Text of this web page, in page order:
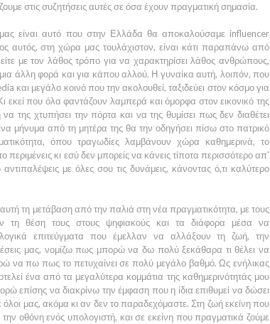
στις συζητήσεις αυτές σε όσα έχουν πραγματική σημασία.
μας είναι αυτό που στην Ελλάδα θα αποκαλούσαμε influencer
αυτός, στη χώρα μας τουλάχιστον, είναι κάτι παραπάνω από
με τον λάθος τρόπο για να χαρακτηρίσει λάθος ανθρώπους,
άλλη φορά και για κάπου αλλού. Η γυναίκα αυτή, λοιπόν, που
και μεγάλο κοινό που την ακολουθεί, ταξιδεύει στον κόσμο για
εκεί που όλα φαντάζουν λαμπερά και όμορφα στον εικονικό της
της χτυπήσει την πόρτα και να της θυμίσει πως δεν διαθέτει
μήνυμα από τη μητέρα της θα την οδηγήσει πίσω στο πατρικό
όπου τραγωδίες λαμβάνουν χώρα καθημερινά, το
περιμένεις κι εσύ δεν μπορείς να κάνεις τίποτα περισσότερο απ'
με όλες σου τις δυνάμεις, κάνοντας ό,τι καλύτερο
τη μετάβαση από την παλιά στη νέα πραγματικότητα, με τους
τη θέση τους στους ψηφιακούς και τα διάφορα μέσα να
επιτεύγματα που έμελλαν να αλλάξουν τη ζωή, την
μας, νομίζω πως μπορώ να δω πολύ ξεκάθαρα τι θέλει να
να πω πως το πετυχαίνει σε πολύ μεγάλο βαθμό. Ως ενήλικας
ένα από τα μεγαλύτερα κομμάτια της καθημερινότητάς μου
επίσης να διακρίνω την έμφαση που η ίδια επιθυμεί να δώσει
μας, ακόμα κι αν δεν το παραδεχόμαστε. Στη ζωή εκείνη που
οθόνη ενός υπολογιστή, και σε εκείνη που πραγματικά ζούμε